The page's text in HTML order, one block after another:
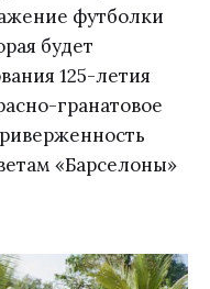
футболки
будет
125-летия
гранатовое
«Барселоны»